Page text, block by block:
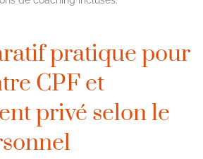
pratique pour
CPF et
privé selon le